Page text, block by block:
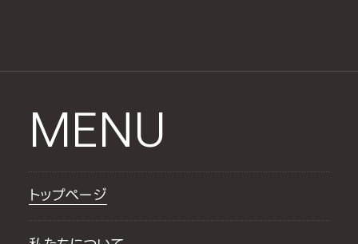
MENU
トップページ